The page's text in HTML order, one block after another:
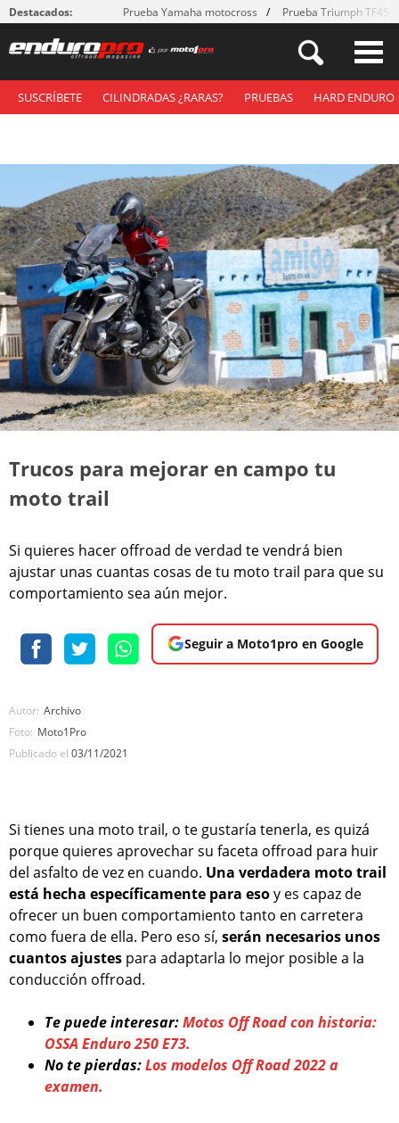
Destacados: Prueba Yamaha motocross Prueba Triumph
SUSCRÍBETE CILINDRADAS ¿RARAS? PRUEBAS HARD ENDURO
Trucos para mejorar en campo tu
moto trail
Si quieres hacer offroad de verdad te vendrá bien
ajustar unas cuantas cosas de tu moto trail para que su
comportamiento sea aún mejor.
Seguir a Moto1pro en Google
Autor: Archivo
Foto: Moto1Pro
Publicado el 03/11/2021
Si tienes una moto trail, o te gustaría tenerla, es quizá
porque quieres aprovechar su faceta offroad para huir
del asfalto de vez en cuando. Una verdadera moto trail
está hecha específicamente para esoy es capaz de
ofrecer un buen comportamiento tanto en carretera
como fuera de ella. Pero eso sí, serán necesarios unos
cuantos ajustes para adaptarla lo mejor posible a la
conducción offroad.
Te puede interesar:Motos Off Road con historia:
OSSA Enduro 250 E73.
No te pierdas:Los modelos Off Road 2022 a
examen.